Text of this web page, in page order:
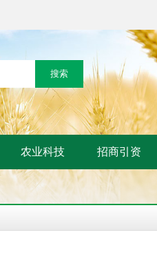
农业科技 招商引资